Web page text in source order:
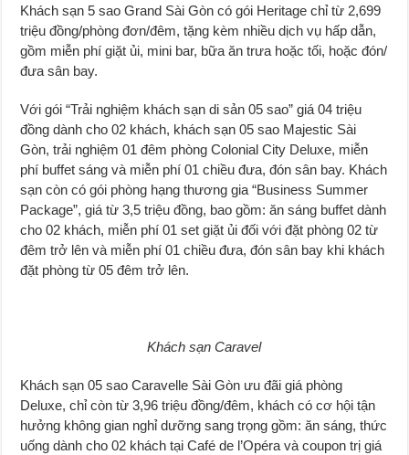
Khách sạn 5 sao Grand Sài Gòn có gói Heritage chỉ từ 2,699
triệu đồng/phòng đơn/đêm, tặng kèm nhiều dịch vụ hấp dẫn,
gồm miễn phí giặt ủi, mini bar, bữa ăn trưa hoặc tối, hoặc đón/
đưa sân bay.
Với gói “Trải nghiệm khách sạn di sản 05 sao” giá 04 triệu
đồng dành cho 02 khách, khách sạn 05 sao Majestic Sài
Gòn, trải nghiệm 01 đêm phòng Colonial City Deluxe, miễn
phí buffet sáng và miễn phí 01 chiều đưa, đón sân bay. Khách
sạn còn có gói phòng hạng thương gia “Business Summer
Package”, giá từ 3,5 triệu đồng, bao gồm: ăn sáng buffet dành
cho 02 khách, miễn phí 01 set giặt ủi đối với đặt phòng 02 từ
đêm trở lên và miễn phí 01 chiều đưa, đón sân bay khi khách
đặt phòng từ 05 đêm trở lên.
Khách sạn Caravel
Khách sạn 05 sao Caravelle Sài Gòn ưu đãi giá phòng
Deluxe, chỉ còn từ 3,96 triệu đồng/đêm, khách có cơ hội tận
hưởng không gian nghỉ dưỡng sang trọng gồm: ăn sáng, thức
uống dành cho 02 khách tại Café de l’Opéra và coupon trị giá